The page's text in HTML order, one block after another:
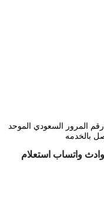
رقم المرور السعودي الموحد
واتساب استعلام